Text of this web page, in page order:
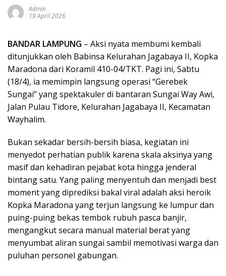
Admin
19 April 2026
BANDAR LAMPUNG – Aksi nyata membumi kembali
ditunjukkan oleh Babinsa Kelurahan Jagabaya II, Kopka
Maradona dari Koramil 410-04/TKT. Pagi ini, Sabtu
(18/4), ia memimpin langsung operasi “Gerebek
Sungai” yang spektakuler di bantaran Sungai Way Awi,
Jalan Pulau Tidore, Kelurahan Jagabaya II, Kecamatan
Wayhalim.
Bukan sekadar bersih-bersih biasa, kegiatan ini
menyedot perhatian publik karena skala aksinya yang
masif dan kehadiran pejabat kota hingga jenderal
bintang satu. Yang paling menyentuh dan menjadi best
moment yang diprediksi bakal viral adalah aksi heroik
Kopka Maradona yang terjun langsung ke lumpur dan
puing-puing bekas tembok rubuh pasca banjir,
mengangkut secara manual material berat yang
menyumbat aliran sungai sambil memotivasi warga dan
puluhan personel gabungan.